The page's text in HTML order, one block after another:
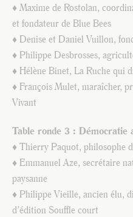
♦ Maxime de Rostolan,
et fondateur de Blue Bees
♦ Denise et Daniel Vuillon,
♦ Philippe Desbrosses,
♦ Hélène Binet, La Ruche qui
♦ François Mulet, maraîcher,
Vivant
Table ronde 3 :
♦ Thierry Paquot, philosophe
♦ Emmanuel Aze, secrétaire
paysanne
♦ Philippe Vieille, ancien élu,
d’édition Souffle court